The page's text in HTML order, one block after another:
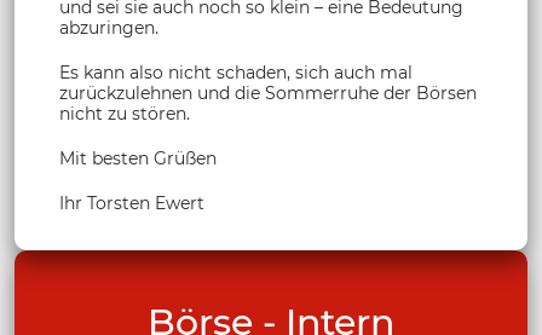
und sei sie auch noch so klein – eine Bedeutung
abzuringen.
Es kann also nicht schaden, sich auch mal
zurückzulehnen und die Sommerruhe der Börsen
nicht zu stören.
Mit besten Grüßen
Ihr Torsten Ewert
Börse - Intern